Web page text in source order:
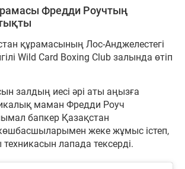
Фредди Роучтың
құрамасының Лос-Анджелестегі
Wild Card Boxing Club залында өтіп
залдың иесі әрі аты аңызға
маман Фредди Роуч
бапкер Қазақстан
жеке жұмыс істеп,
лапада тексерді.